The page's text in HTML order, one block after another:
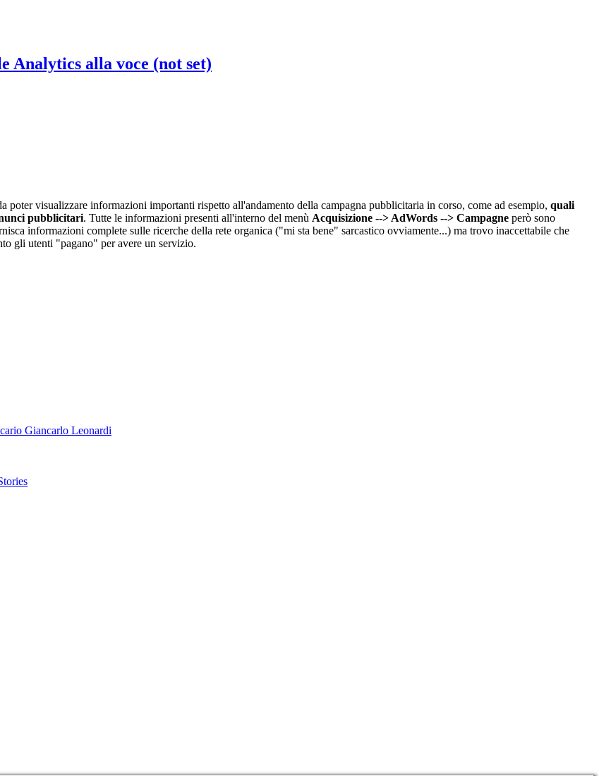
Analytics alla voce (not set)
poter visualizzare informazioni importanti rispetto all'andamento della campagna pubblicitaria in corso, come ad esempio, quali
pubblicitari. Tutte le informazioni presenti all'interno del menù Acquisizione --> AdWords --> Campagne però sono
informazioni complete sulle ricerche della rete organica ("mi sta bene" sarcastico ovviamente...) ma trovo inaccettabile che
gli utenti "pagano" per avere un servizio.
Giancarlo Leonardi